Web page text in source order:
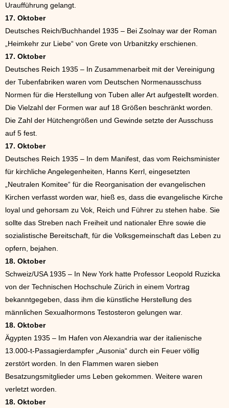
Uraufführung gelangt.
17. Oktober
Deutsches Reich/Buchhandel 1935 – Bei Zsolnay war der Roman
„Heimkehr zur Liebe“ von Grete von Urbanitzky erschienen.
17. Oktober
Deutsches Reich 1935 – In Zusammenarbeit mit der Vereinigung
der Tubenfabriken waren vom Deutschen Normenausschuss
Normen für die Herstellung von Tuben aller Art aufgestellt worden.
Die Vielzahl der Formen war auf 18 Größen beschränkt worden.
Die Zahl der Hütchengrößen und Gewinde setzte der Ausschuss
auf 5 fest.
17. Oktober
Deutsches Reich 1935 – In dem Manifest, das vom Reichsminister
für kirchliche Angelegenheiten, Hanns Kerrl, eingesetzten
„Neutralen Komitee“ für die Reorganisation der evangelischen
Kirchen verfasst worden war, hieß es, dass die evangelische Kirche
loyal und gehorsam zu Vok, Reich und Führer zu stehen habe. Sie
sollte das Streben nach Freiheit und nationaler Ehre sowie die
sozialistische Bereitschaft, für die Volksgemeinschaft das Leben zu
opfern, bejahen.
18. Oktober
Schweiz/USA 1935 – In New York hatte Professor Leopold Ruzicka
von der Technischen Hochschule Zürich in einem Vortrag
bekanntgegeben, dass ihm die künstliche Herstellung des
männlichen Sexualhormons Testosteron gelungen war.
18. Oktober
Ägypten 1935 – Im Hafen von Alexandria war der italienische
13.000-t-Passagierdampfer „Ausonia“ durch ein Feuer völlig
zerstört worden. In den Flammen waren sieben
Besatzungsmitglieder ums Leben gekommen. Weitere waren
verletzt worden.
18. Oktober